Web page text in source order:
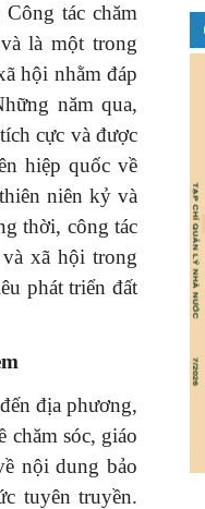
tác chăm
là một trong
hội nhằm đáp
năm qua,
cực và được
hiệp quốc về
niên kỷ và
thời, công tác
xã hội trong
phát triển đất
địa phương,
chăm sóc, giáo
nội dung bảo
tuyên truyền.